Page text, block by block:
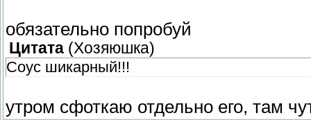
обязательно попробуй
Цитата (Хозяюшка)
Соус шикарный!!!
утром сфоткаю отдельно его, там